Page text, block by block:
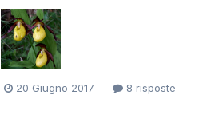
20 Giugno 2017 8 risposte